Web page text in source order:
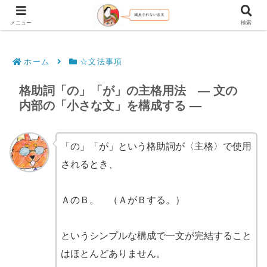
文法解説・逐語訳（現代語訳・口語訳）
ホーム ☆文法事項
格助詞「の」「が」の主格用法 ― 文の
内部の「小さな文」を構成する ―
「の」「が」という格助詞が〈主格〉で使用
されるとき、
ＡのＢ。 （ＡがＢする。）
というシンプルな構成で一文が完結すること
はほとんどありません。
メニュー 検索